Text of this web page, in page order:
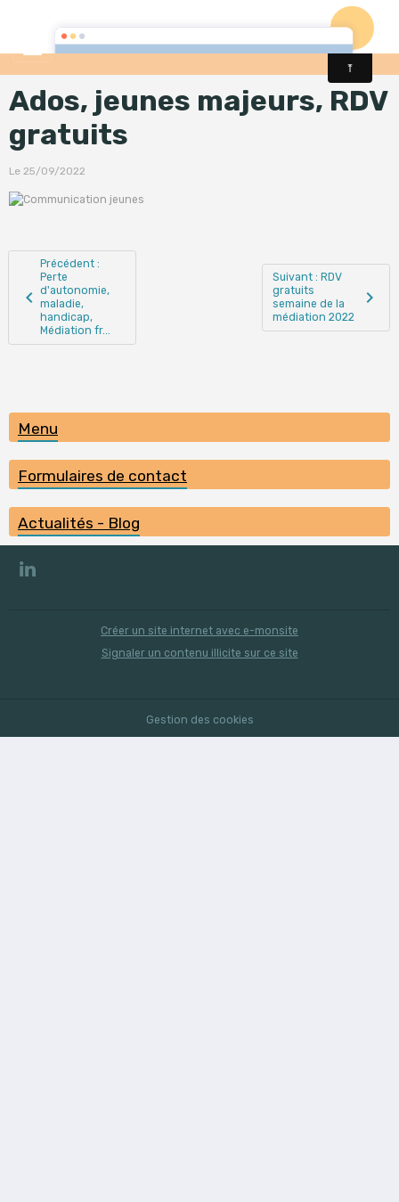
Ados, jeunes majeurs, RDV
gratuits
Le 25/09/2022
Précédent :
Perte
d'autonomie,
maladie,
handicap,
Médiation fr...
Suivant : RDV
gratuits
semaine de la
médiation 2022
Menu
Formulaires de contact
Actualités - Blog
Créer un site internet avec e-monsite
Signaler un contenu illicite sur ce site
Gestion des cookies